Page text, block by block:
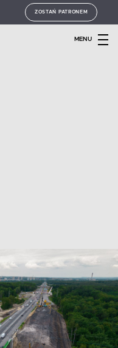
ZOSTAŃ PATRONEM
MENU